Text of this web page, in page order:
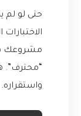
حتى لو لم
مشروعك
“محترف”.
واستقراره.